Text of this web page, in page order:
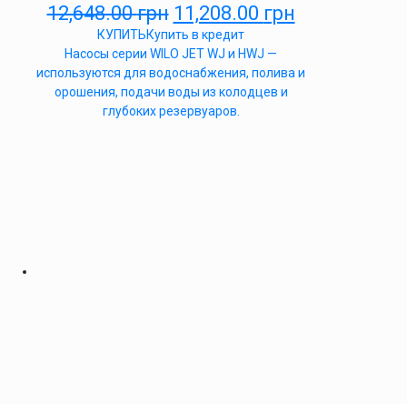
12,648.00грн 11,208.00 грн
КУПИТЬКупить в кредит
Насосы серии WILO JET WJ и HWJ —
используются для водоснабжения, полива и
орошения, подачи воды из колодцев и
глубоких резервуаров.